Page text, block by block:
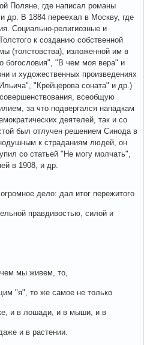
Поляне, где написал романы
др. В 1884 переехал в Москву, где
Социально-религиозные и
к созданию собственной
(толстовства), изложенной им в
богословия", "В чем моя вера" и
и художественных произведениях
"Крейцерова соната" и др.)
всеобщую
за что подвергался нападкам
деятелей, так и со
был отлучен решением Синода в
к страданиям людей, он
со статьей "Не могу молчать",
в 1908, и др.
дело: дал итог пережитого
правдивостью, силой и
мы живем, то,
"я", то же самое не только
и в лошади, и в мыши, и в
и в растении.